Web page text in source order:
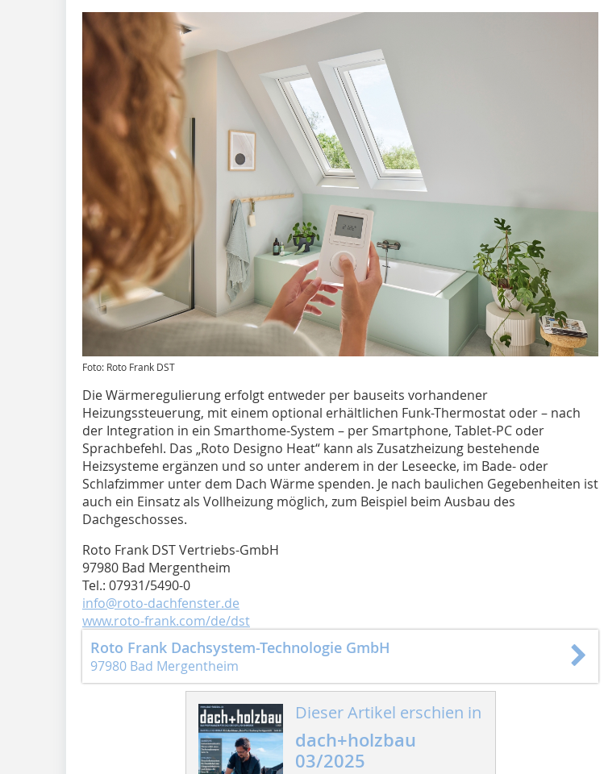
Foto: Roto Frank DST
Die Wärmeregulierung erfolgt entweder per bauseits vorhandener
Heizungssteuerung, mit einem optional erhältlichen Funk-Thermostat oder – nach
der Integration in ein Smarthome-System – per Smartphone, Tablet-PC oder
Sprachbefehl. Das „Roto Designo Heat“ kann als Zusatzheizung bestehende
Heizsysteme ergänzen und so unter anderem in der Leseecke, im Bade- oder
Schlafzimmer unter dem Dach Wärme spenden. Je nach baulichen Gegebenheiten ist
auch ein Einsatz als Vollheizung möglich, zum Beispiel beim Ausbau des
Dachgeschosses.
Roto Frank DST Vertriebs-GmbH
97980 Bad Mergentheim
Tel.: 07931/5490-0
info@roto-dachfenster.de
www.roto-frank.com/de/dst
Roto Frank Dachsystem-Technologie GmbH
97980 Bad Mergentheim
Dieser Artikel erschien in
dach+holzbau
03/2025